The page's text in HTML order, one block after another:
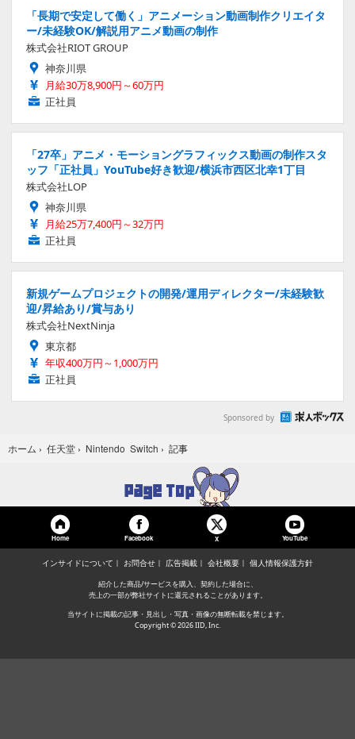
「長期で安定して働く」アニメーション動画制作クリエイタ
ー/未経験OK/解説用アニメ動画の制作
株式会社RIOT GROUP
神奈川県
月給30万8,900円～60万円
正社員
「27卒」アニメ・モーショングラフィックス動画の制作スタ
ッフ「正社員」YouTube好き歓迎/横浜市西区北幸1丁目
株式会社LOP
神奈川県
月給25万7,400円～32万円
正社員
新規ゲームプロジェクトの開発/運用ディレクター/未経験歓
迎/昇給あり/賞与あり
株式会社NextNinja
東京都
年収400万円～1,000万円
正社員
Sponsored by
ホーム › 任天堂 › Nintendo Switch › 記事
Home Facebook X YouTube
インサイドについて お問合せ 広告掲載 会社概要 個人情報保護方針
紹介した商品/サービスを購入、契約した場合に、
売上の一部が弊社サイトに還元されることがあります。
当サイトに掲載の記事・見出し・写真・画像の無断転載を禁じます。
Copyright © 2026 IID, Inc.